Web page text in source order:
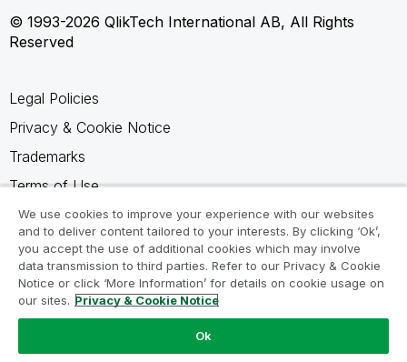
© 1993-2026 QlikTech International AB, All Rights
Reserved
Legal Policies
Privacy & Cookie Notice
Trademarks
Terms of Use
Legal Agreements
Product Terms
Do not share my info
We use cookies to improve your experience with our websites
and to deliver content tailored to your interests. By clicking ‘Ok’,
you accept the use of additional cookies which may involve
data transmission to third parties. Refer to our Privacy & Cookie
Notice or click ‘More Information’ for details on cookie usage on
our sites. Privacy & Cookie Notice
Ok